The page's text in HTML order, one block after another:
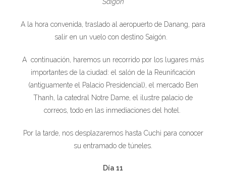
A la hora convenida, traslado al aeropuerto de Danang, para
salir en un vuelo con destino Saigón.
A continuación, haremos un recorrido por los lugares más
importantes de la ciudad: el salón de la Reunificación
(antiguamente el Palacio Presidencial), el mercado Ben
Thanh, la catedral Notre Dame, el ilustre palacio de
correos, todo en las inmediaciones del hotel.
Por la tarde, nos desplazaremos hasta Cuchi para conocer
su entramado de túneles.
Día 11